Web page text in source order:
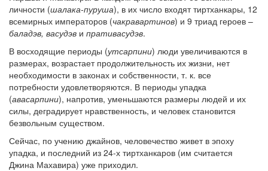
личности (шалака-пуруша), в их число входят тиртханкары, 12
всемирных императоров (чакравартинов) и 9 триад героев –
баладэв, васудэв и пративасудэв.
В восходящие периоды (утсарпини) люди увеличиваются в
размерах, возрастает продолжительность их жизни, нет
необходимости в законах и собственности, т. к. все
потребности удовлетворяются. В периоды упадка
(авасарпини), напротив, уменьшаются размеры людей и их
силы, деградирует нравственность, и человек становится
безвольным существом.
Сейчас, по учению джайнов, человечество живет в эпоху
упадка, и последний из 24-х тиртханкаров (им считается
Джина Махавира) уже приходил.